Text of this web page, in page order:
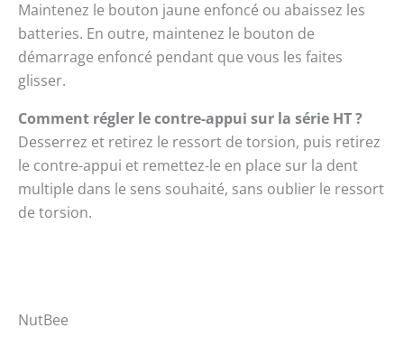
Maintenez le bouton jaune enfoncé ou abaissez les
batteries. En outre, maintenez le bouton de
démarrage enfoncé pendant que vous les faites
glisser.
Comment régler le contre-appui sur la série HT ?
Desserrez et retirez le ressort de torsion, puis retirez
le contre-appui et remettez-le en place sur la dent
multiple dans le sens souhaité, sans oublier le ressort
de torsion.
NutBee